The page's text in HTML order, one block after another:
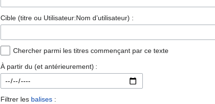
Cible (titre ou Utilisateur:Nom d’utilisateur) :
Chercher parmi les titres commençant par ce texte
À partir du (et antérieurement) :
Filtrer les balises :